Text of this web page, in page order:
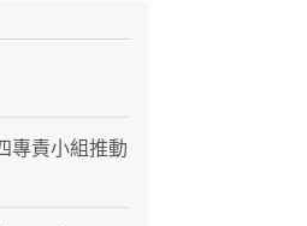
專責小組推動